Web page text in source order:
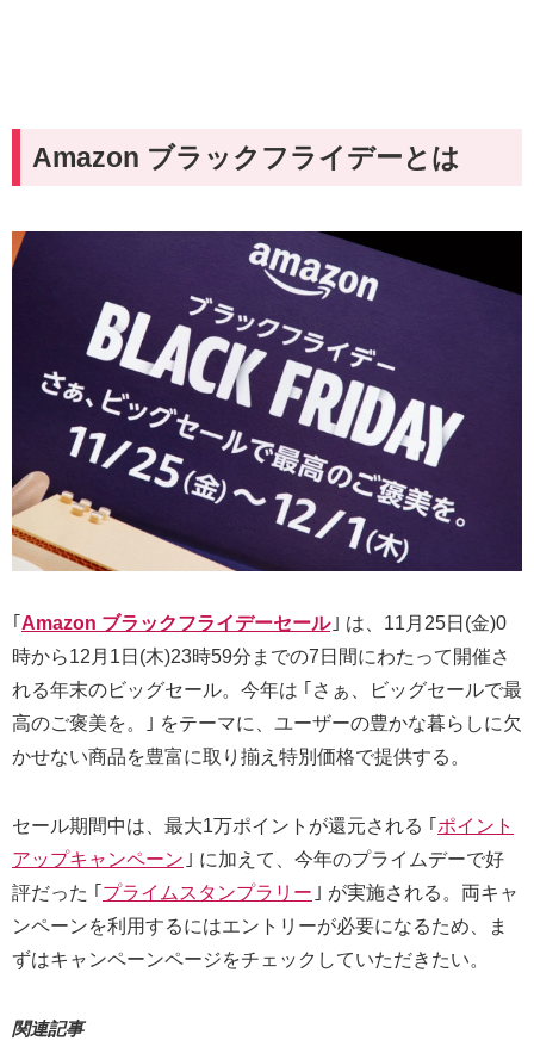
Amazon ブラックフライデーとは
｢ Amazon ブラックフライデーセール ｣ は、11月25日(金)0
時から12月1日(木)23時59分までの7日間にわたって開催さ
れる年末のビッグセール。今年は ｢さぁ、ビッグセールで最
高のご褒美を。｣ をテーマに、ユーザーの豊かな暮らしに欠
かせない商品を豊富に取り揃え特別価格で提供する。
セール期間中は、最大1万ポイントが還元される ｢ ポイント
アップキャンペーン ｣ に加えて、今年のプライムデーで好
評だった ｢ プライムスタンプラリー ｣ が実施される。両キャ
ンペーンを利用するにはエントリーが必要になるため、ま
ずはキャンペーンページをチェックしていただきたい。
関連記事